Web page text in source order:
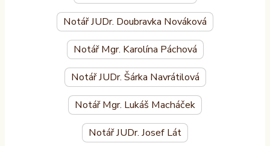
Notář JUDr. Doubravka Nováková
Notář Mgr. Karolína Páchová
Notář JUDr. Šárka Navrátilová
Notář Mgr. Lukáš Macháček
Notář JUDr. Josef Lát